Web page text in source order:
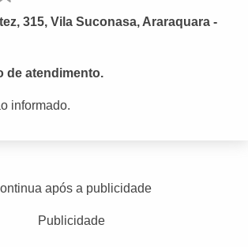
315, Vila Suconasa, Araraquara -
de atendimento.
informado.
após a publicidade
Publicidade